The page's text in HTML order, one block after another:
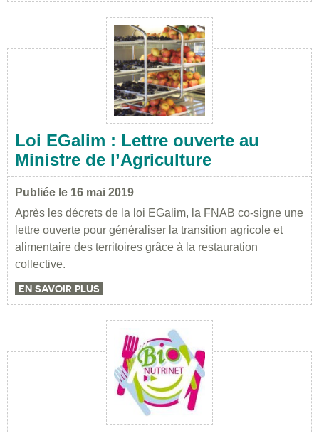
Loi EGalim : Lettre ouverte au
Ministre de l’Agriculture
Publiée le 16 mai 2019
Après les décrets de la loi EGalim, la FNAB co-signe une
lettre ouverte pour généraliser la transition agricole et
alimentaire des territoires grâce à la restauration
collective.
EN SAVOIR PLUS